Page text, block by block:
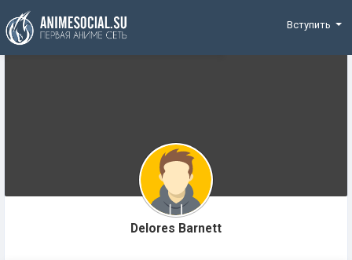
Funding
Вступить
Delores Barnett